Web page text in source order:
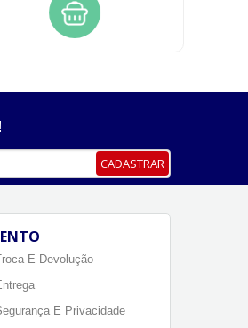
CADASTRAR
E Devolução
E Privacidade